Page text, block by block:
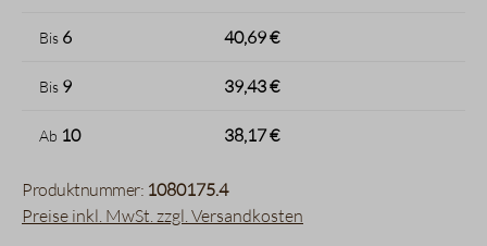
Bis 6 40,69 €
Bis 9 39,43 €
Ab 10 38,17 €
Produktnummer: 1080175.4
Preise inkl. MwSt. zzgl. Versandkosten